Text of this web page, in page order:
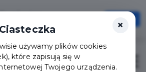
zawsze pod ręką
Otwórz
Zaloguj
×
używamy plików cookies
które zapisują się w
Twojego urządzenia.